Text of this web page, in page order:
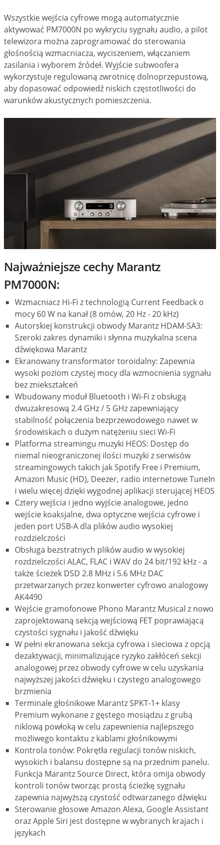
Wszystkie wejścia cyfrowe mogą automatycznie
aktywować PM7000N po wykryciu sygnału audio, a pilot
telewizora można zaprogramować do sterowania
głośnością wzmacniacza, wyciszeniem, włączaniem
zasilania i wyborem źródeł. Wyjście subwoofera
wykorzystuje regulowaną zwrotnicę dolnoprzepustową,
aby dopasować odpowiedź niskich częstotliwości do
warunków akustycznych pomieszczenia.
Najważniejsze cechy Marantz
PM7000N:
Wzmacniacz Hi-Fi z technologią Current Feedback o
mocy 60 W na kanał (8 omów, 20 Hz - 20 kHz)
Autorskiej konstrukcji obwody Marantz HDAM-SA3:
Szeroki zakres dynamiki i słynna muzykalna scena
dźwiękowa Marantz
Ekranowany transformator toroidalny: Zapewnia
wysoki poziom czystej mocy dla wzmocnienia sygnału
bez zniekształceń
Wbudowany moduł Bluetooth i Wi-Fi z obsługą
dwuzakresową 2.4 GHz / 5 GHz zapewniający
stabilność połączenia bezprzewodowego nawet w
środowiskach o dużym natężeniu sieci Wi-Fi
Platforma streamingu muzyki HEOS: Dostęp do
niemal nieograniczonej ilości muzyki z serwisów
streamingowych takich jak Spotify Free i Premium,
Amazon Music (HD), Deezer, radio internetowe TuneIn
i wielu więcej dzięki wygodnej aplikacji sterującej HEOS
Cztery wejścia i jedno wyjście analogowe, jedno
wejście koaksjalne, dwa optyczne wejścia cyfrowe i
jeden port USB-A dla plików audio wysokiej
rozdzielczości
Obsługa bezstratnych plików audio w wysokiej
rozdzielczości ALAC, FLAC i WAV do 24 bit/192 kHz - a
także ścieżek DSD 2.8 MHz i 5.6 MHz DAC
przetwarzanych przez konwerter cyfrowo analogowy
AK4490
Wejście gramofonowe Phono Marantz Musical z nowo
zaprojektowaną sekcją wejściową FET poprawiającą
czystości sygnału i jakość dźwięku
W pełni ekranowana sekcja cyfrowa i sieciowa z opcją
dezaktywacji, minimalizujące ryzyko zakłóceń sekcji
analogowej przez obwody cyfrowe w celu uzyskania
najwyższej jakości dźwięku i czystego analogowego
brzmienia
Terminale głośnikowe Marantz SPKT-1+ klasy
Premium wykonane z gęstego mosiądzu z grubą
niklową powłoką w celu zapewnienia najlepszego
możliwego kontaktu z kablami głośnikowymi
Kontrola tonów: Pokrętła regulacji tonów niskich,
wysokich i balansu dostępne są na przednim panelu.
Funkcja Marantz Source Direct, która omija obwody
kontroli tonów tworząc prostą ścieżkę sygnału
zapewnia najwyższą czystość odtwarzanego dźwięku
Sterowanie głosowe Amazon Alexa, Google Assistant
oraz Apple Siri jest dostępne w wybranych krajach i
językach